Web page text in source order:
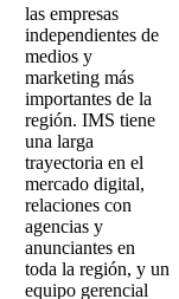
las empresas
independientes de
medios y
marketing más
importantes de la
región. IMS tiene
una larga
trayectoria en el
mercado digital,
relaciones con
agencias y
anunciantes en
toda la región, y un
equipo gerencial